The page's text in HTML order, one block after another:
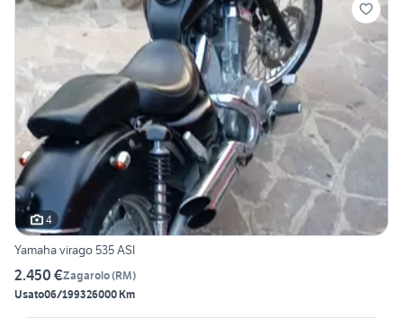
4
Yamaha virago 535 ASI
2.450 €Zagarolo(RM)
Usato06/199326000 Km